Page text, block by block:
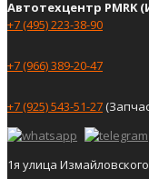
Автотехцентр PMRK
+7 (495) 223-38-90
+7 (966) 389-20-47
+7 (925) 543-51-27
1я улица